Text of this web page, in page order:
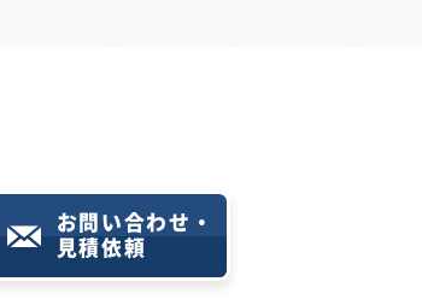
お問い合わせ・
見積依頼